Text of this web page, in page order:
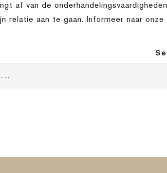
af van de
relatie aan te gaan. Informeer naar